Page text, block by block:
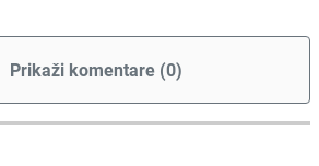
Prikaži komentare (0)